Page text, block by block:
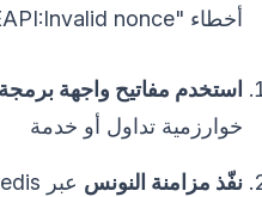
أخطاء "EAPI:Invalid nonce". الحلول:
استخدم مفاتيح واجهة
خوارزمية تداول أو خدمة
نفّذ مزامنة النونس